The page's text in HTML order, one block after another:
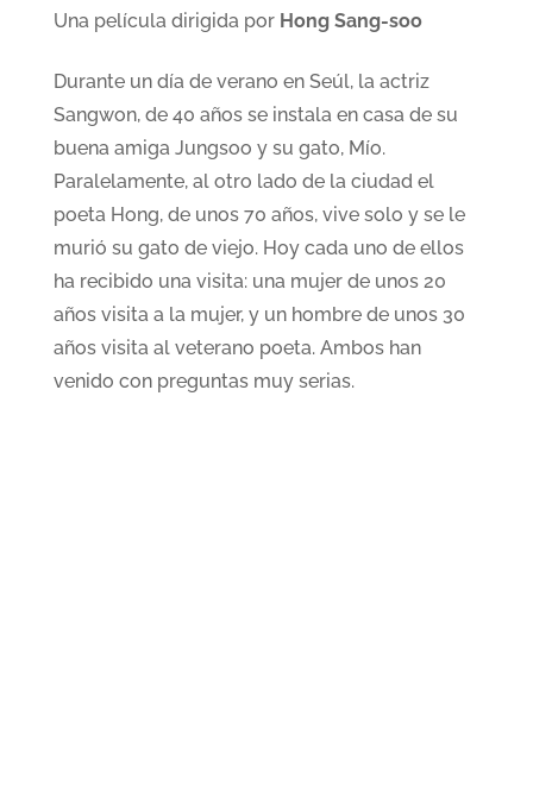
Una película dirigida por Hong Sang-soo
Durante un día de verano en Seúl, la actriz
Sangwon, de 40 años se instala en casa de su
buena amiga Jungsoo y su gato, Mío.
Paralelamente, al otro lado de la ciudad el
poeta Hong, de unos 70 años, vive solo y se le
murió su gato de viejo. Hoy cada uno de ellos
ha recibido una visita: una mujer de unos 20
años visita a la mujer, y un hombre de unos 30
años visita al veterano poeta. Ambos han
venido con preguntas muy serias.